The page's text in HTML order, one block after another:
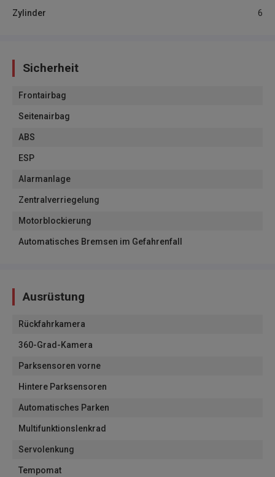
Zylinder 6
Sicherheit
Frontairbag
Seitenairbag
ABS
ESP
Alarmanlage
Zentralverriegelung
Motorblockierung
Automatisches Bremsen im Gefahrenfall
Ausrüstung
Rückfahrkamera
360-Grad-Kamera
Parksensoren vorne
Hintere Parksensoren
Automatisches Parken
Multifunktionslenkrad
Servolenkung
Tempomat